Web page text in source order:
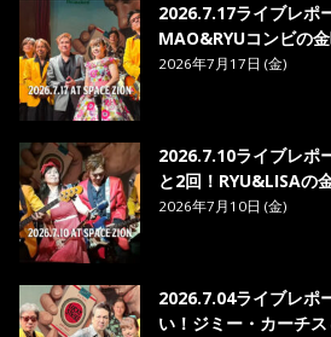
2026.7.17ライブレポ
MAO&RYUコンビの
2026年7月17日 (金)
2026.7.10ライブレポ
と2回！RYU&LISAの
2026年7月10日 (金)
2026.7.04ライブレポ
い！ジミー・カーチ